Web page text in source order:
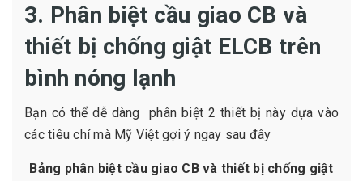
3. Phân biệt cầu giao CB và
thiết bị chống giật ELCB trên
bình nóng lạnh
Bạn có thể dễ dàng phân biệt 2 thiết bị này dựa vào
các tiêu chí mà Mỹ Việt gợi ý ngay sau đây
Bảng phân biệt cầu giao CB và thiết bị chống giật